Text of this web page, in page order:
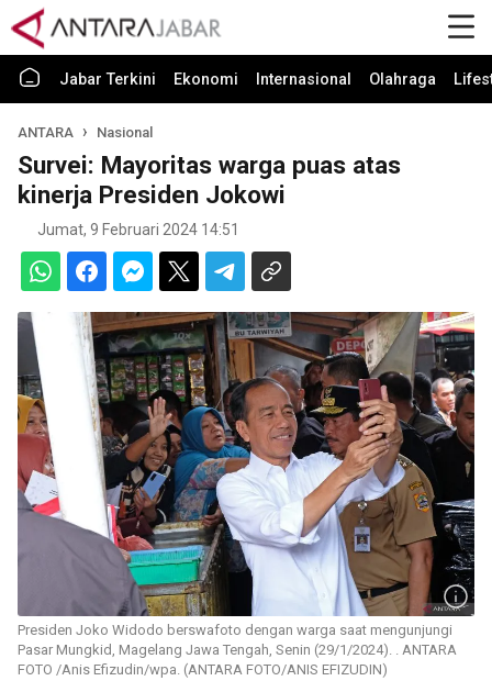
Jabar Terkini Ekonomi Internasional Olahraga
ANTARA Nasional
Survei: Mayoritas warga puas atas
kinerja Presiden Jokowi
Jumat, 9 Februari 2024 14:51
Presiden Joko Widodo berswafoto dengan warga saat mengunjungi
Pasar Mungkid, Magelang Jawa Tengah, Senin (29/1/2024). . ANTARA
FOTO /Anis Efizudin/wpa. (ANTARA FOTO/ANIS EFIZUDIN)